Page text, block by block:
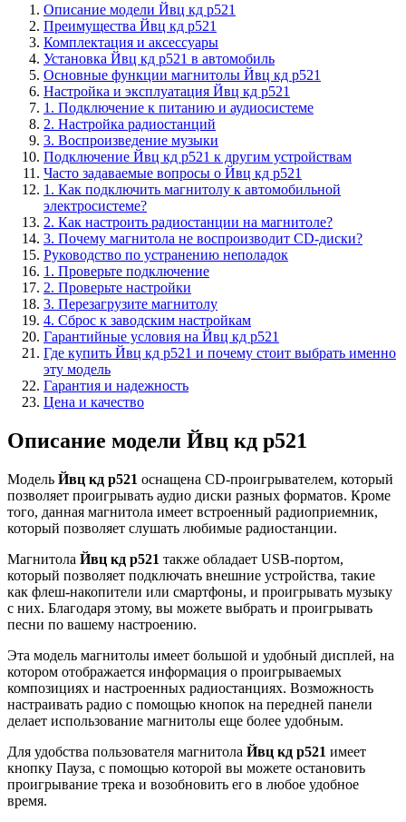
Описание модели Йвц кд р521
Преимущества Йвц кд р521
Комплектация и аксессуары
Установка Йвц кд р521 в автомобиль
Основные функции магнитолы Йвц кд р521
Настройка и эксплуатация Йвц кд р521
1. Подключение к питанию и аудиосистеме
2. Настройка радиостанций
3. Воспроизведение музыки
Подключение Йвц кд р521 к другим устройствам
Часто задаваемые вопросы о Йвц кд р521
1. Как подключить магнитолу к автомобильной
электросистеме?
2. Как настроить радиостанции на магнитоле?
3. Почему магнитола не воспроизводит CD-диски?
Руководство по устранению неполадок
1. Проверьте подключение
2. Проверьте настройки
3. Перезагрузите магнитолу
4. Сброс к заводским настройкам
Гарантийные условия на Йвц кд р521
Где купить Йвц кд р521 и почему стоит выбрать именно
эту модель
Гарантия и надежность
Цена и качество
Описание модели Йвц кд р521
Модель Йвц кд р521 оснащена CD-проигрывателем, который
позволяет проигрывать аудио диски разных форматов. Кроме
того, данная магнитола имеет встроенный радиоприемник,
который позволяет слушать любимые радиостанции.
Магнитола Йвц кд р521 также обладает USB-портом,
который позволяет подключать внешние устройства, такие
как флеш-накопители или смартфоны, и проигрывать музыку
с них. Благодаря этому, вы можете выбрать и проигрывать
песни по вашему настроению.
Эта модель магнитолы имеет большой и удобный дисплей, на
котором отображается информация о проигрываемых
композициях и настроенных радиостанциях. Возможность
настраивать радио с помощью кнопок на передней панели
делает использование магнитолы еще более удобным.
Для удобства пользователя магнитола Йвц кд р521 имеет
кнопку Пауза, с помощью которой вы можете остановить
проигрывание трека и возобновить его в любое удобное
время.